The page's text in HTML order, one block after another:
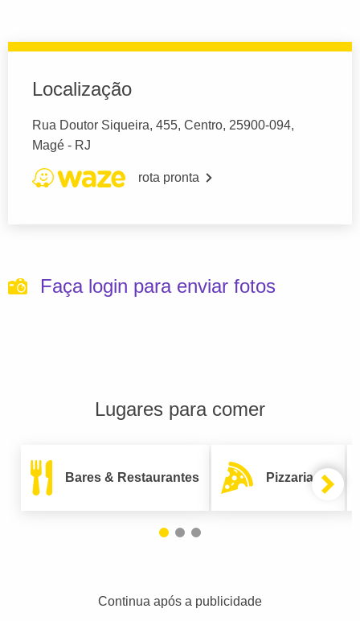
Localização
Rua Doutor Siqueira, 455, Centro, 25900-094,
Magé - RJ
rota pronta
Faça login para enviar fotos
Lugares para comer
Bares & Restaurantes Pizzarias
Continua após a publicidade